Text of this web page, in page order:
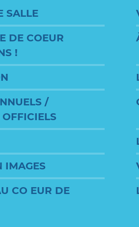
SALLE
DE COEUR
!
/
IMAGES
CO EUR DE